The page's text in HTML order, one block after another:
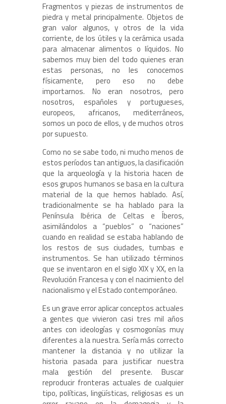
Fragmentos y piezas de instrumentos de
piedra y metal principalmente. Objetos de
gran valor algunos, y otros de la vida
corriente, de los útiles y la cerámica usada
para almacenar alimentos o líquidos. No
sabemos muy bien del todo quienes eran
estas personas, no les conocemos
físicamente, pero eso no debe
importarnos. No eran nosotros, pero
nosotros, españoles y portugueses,
europeos, africanos, mediterráneos,
somos un poco de ellos, y de muchos otros
por supuesto.
Como no se sabe todo, ni mucho menos de
estos períodos tan antiguos, la clasificación
que la arqueología y la historia hacen de
esos grupos humanos se basa en la cultura
material de la que hemos hablado. Así,
tradicionalmente se ha hablado para la
Península Ibérica de Celtas e Íberos,
asimilándolos a “pueblos” o “naciones”
cuando en realidad se estaba hablando de
los restos de sus ciudades, tumbas e
instrumentos. Se han utilizado términos
que se inventaron en el siglo XIX y XX, en la
Revolución Francesa y con el nacimiento del
nacionalismo y el Estado contemporáneo.
Es un grave error aplicar conceptos actuales
a gentes que vivieron casi tres mil años
antes con ideologías y cosmogonías muy
diferentes a la nuestra. Sería más correcto
mantener la distancia y no utilizar la
historia pasada para justificar nuestra
mala gestión del presente. Buscar
reproducir fronteras actuales de cualquier
tipo, políticas, lingüísticas, religiosas es un